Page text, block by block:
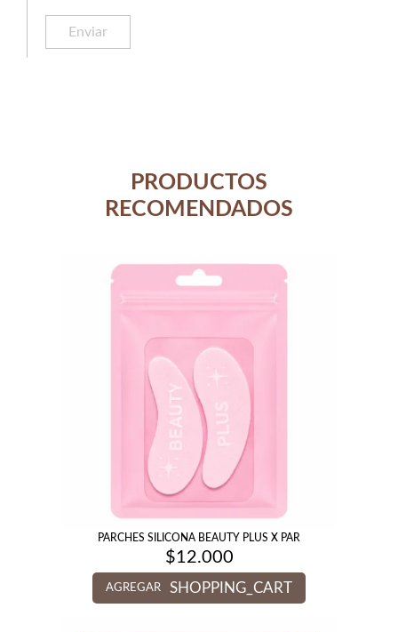
PRODUCTOS
RECOMENDADOS
PARCHES SILICONA BEAUTY PLUS X PAR
$12.000
AGREGAR SHOPPING_CART